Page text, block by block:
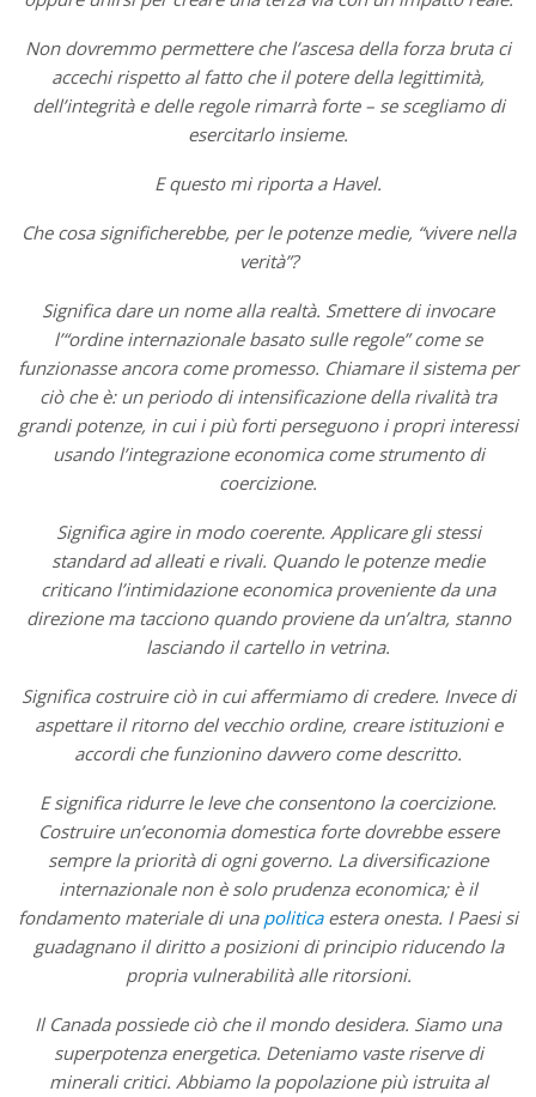
Non dovremmo permettere che l’ascesa della forza bruta ci
accechi rispetto al fatto che il potere della legittimità,
dell’integrità e delle regole rimarrà forte – se scegliamo di
esercitarlo insieme.
E questo mi riporta a Havel.
Che cosa significherebbe, per le potenze medie, “vivere nella
verità”?
Significa dare un nome alla realtà. Smettere di invocare
l’“ordine internazionale basato sulle regole” come se
funzionasse ancora come promesso. Chiamare il sistema per
ciò che è: un periodo di intensificazione della rivalità tra
grandi potenze, in cui i più forti perseguono i propri interessi
usando l’integrazione economica come strumento di
coercizione.
Significa agire in modo coerente. Applicare gli stessi
standard ad alleati e rivali. Quando le potenze medie
criticano l’intimidazione economica proveniente da una
direzione ma tacciono quando proviene da un’altra, stanno
lasciando il cartello in vetrina.
Significa costruire ciò in cui affermiamo di credere. Invece di
aspettare il ritorno del vecchio ordine, creare istituzioni e
accordi che funzionino davvero come descritto.
E significa ridurre le leve che consentono la coercizione.
Costruire un’economia domestica forte dovrebbe essere
sempre la priorità di ogni governo. La diversificazione
internazionale non è solo prudenza economica; è il
fondamento materiale di una politicaestera onesta. I Paesi si
guadagnano il diritto a posizioni di principio riducendo la
propria vulnerabilità alle ritorsioni.
Il Canada possiede ciò che il mondo desidera. Siamo una
superpotenza energetica. Deteniamo vaste riserve di
minerali critici. Abbiamo la popolazione più istruita al